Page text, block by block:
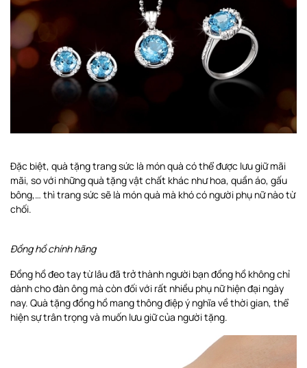
Đặc biệt, quà tặng trang sức là món quà có thể được lưu giữ mãi
mãi, so với những quà tặng vật chất khác như hoa, quần áo, gấu
bông,… thì trang sức sẽ là món quà mà khó có người phụ nữ nào từ
chối.
Đồng hồ chính hãng
Đồng hồ đeo tay từ lâu đã trở thành người bạn đồng hồ không chỉ
dành cho đàn ông mà còn đối với rất nhiều phụ nữ hiện đại ngày
nay. Quà tặng đồng hồ mang thông điệp ý nghĩa về thời gian, thể
hiện sự trân trọng và muốn lưu giữ của người tặng.